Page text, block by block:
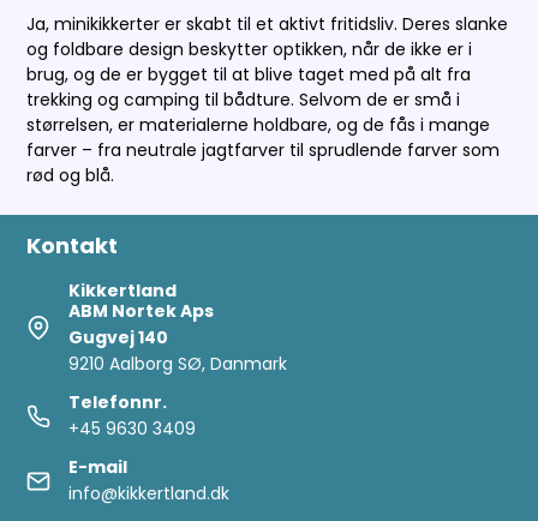
Ja, minikikkerter er skabt til et aktivt fritidsliv. Deres slanke
og foldbare design beskytter optikken, når de ikke er i
brug, og de er bygget til at blive taget med på alt fra
trekking og camping til bådture. Selvom de er små i
størrelsen, er materialerne holdbare, og de fås i mange
farver – fra neutrale jagtfarver til sprudlende farver som
rød og blå.
Kontakt
Kikkertland
ABM Nortek Aps
Gugvej 140
9210 Aalborg SØ, Danmark
Telefonnr.
+45 9630 3409
E-mail
info@kikkertland.dk